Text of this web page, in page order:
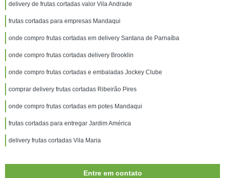
delivery de frutas cortadas valor Vila Andrade
frutas cortadas para empresas Mandaqui
onde compro frutas cortadas em delivery Santana de Parnaíba
onde compro frutas cortadas delivery Brooklin
onde compro frutas cortadas e embaladas Jockey Clube
comprar delivery frutas cortadas Ribeirão Pires
onde compro frutas cortadas em potes Mandaqui
frutas cortadas para entregar Jardim América
delivery frutas cortadas Vila Maria
Entre em contato